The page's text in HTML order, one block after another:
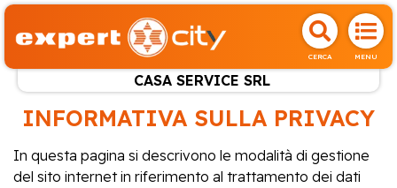
CERCA MENU
CASA SERVICE SRL
INFORMATIVA SULLA PRIVACY
In questa pagina si descrivono le modalità di gestione
del sito internet in riferimento al trattamento dei dati